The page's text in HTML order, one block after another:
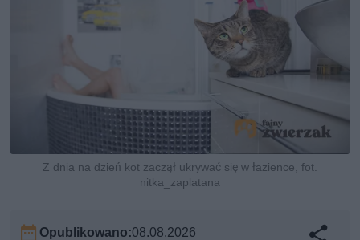
Z dnia na dzień kot zaczął ukrywać się w łazience, fot.
nitka_zaplatana
Opublikowano:08.08.2026